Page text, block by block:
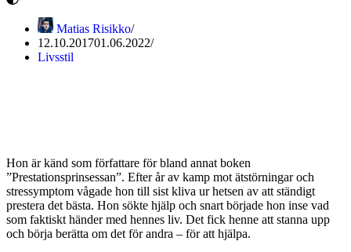
Matias Risikko
12.10.201701.06.2022
Livsstil
Hon är känd som författare för bland annat boken
”Prestationsprinsessan”. Efter år av kamp mot ätstörningar och
stressymptom vågade hon till sist kliva ur hetsen av att ständigt
prestera det bästa. Hon sökte hjälp och snart började hon inse vad
som faktiskt händer med hennes liv. Det fick henne att stanna upp
och börja berätta om det för andra – för att hjälpa.